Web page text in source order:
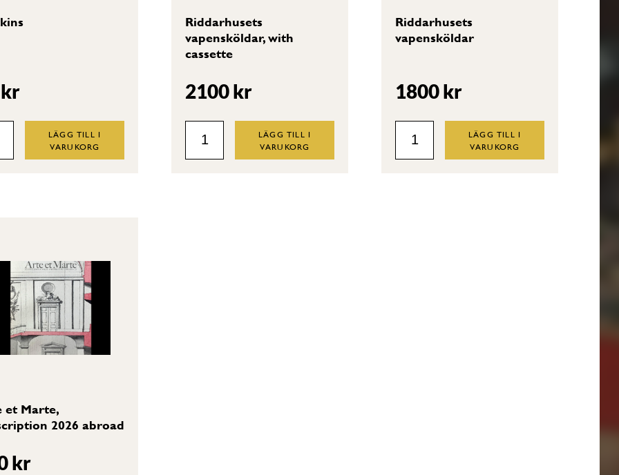
kr
LÄGG TILL I
VARUKORG
Riddarhusets
vapensköldar, with
cassette
2100kr
Riddarhusets
vapensköldar,
LÄGG TILL I
VARUKORG
Riddarhusets
vapensköldar
1800kr
Riddarhusets
vapensköldar
LÄGG TILL I
VARUKORG
et Marte,
2026 abroad
kr